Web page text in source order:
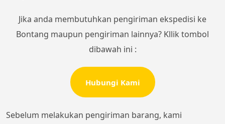
Jika anda membutuhkan pengiriman ekspedisi ke
Bontang maupun pengiriman lainnya? Kllik tombol
dibawah ini :
Hubungi Kami
Sebelum melakukan pengiriman barang, kami